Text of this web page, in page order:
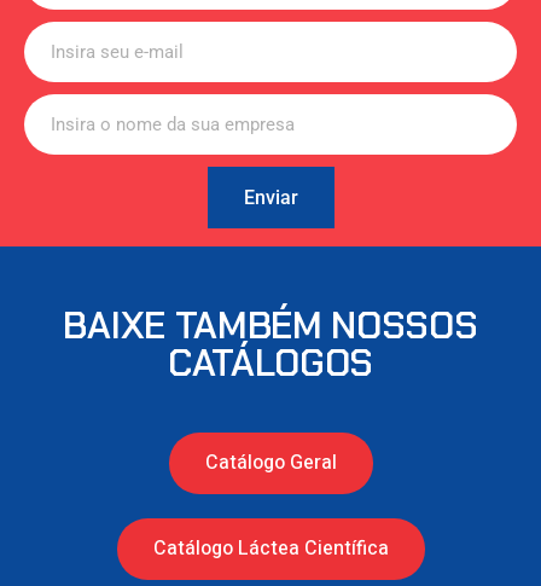
Enviar
BAIXE TAMBÉM NOSSOS
CATÁLOGOS
Catálogo Geral
Catálogo Láctea Científica